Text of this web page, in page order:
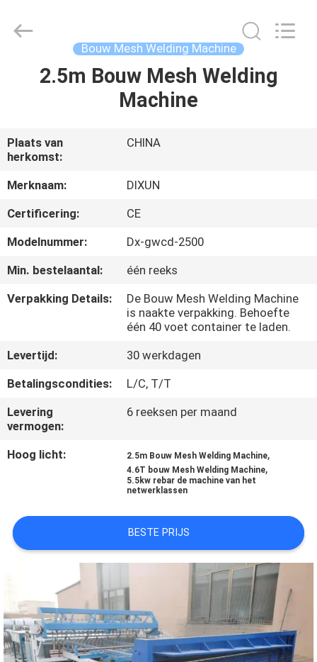
HUIS
VR
TOON
ONGEVEER
ONS
FABRIEKSREIS
KWALITEITSCONTROLE
CONTACTEER
ONS
VERZOEK
CITAAT
SITEMAP
PRIVACY
POLICY
Mesh
Products
Bouw Mesh Welding Machine
2.5m Bouw Mesh Welding
Machine
Plaats van
herkomst:
CHINA
Merknaam:
DIXUN
Certificering:
CE
Modelnummer:
Dx-gwcd-2500
Min. bestelaantal:
één reeks
Verpakking Details:
De Bouw Mesh Welding Machine
is naakte verpakking. Behoefte
één 40 voet container te laden.
Levertijd:
30 werkdagen
Betalingscondities:
L/C, T/T
Levering
vermogen:
6 reeksen per maand
Hoog licht: 2.5m Bouw Mesh Welding Machine,
4.6T bouw Mesh Welding Machine,
5.5kw rebar de machine van het
netwerklassen
BESTE PRIJS